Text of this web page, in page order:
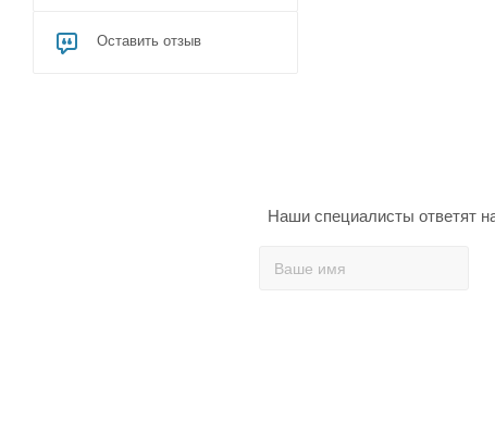
Оставить отзыв
Наши специалисты ответят